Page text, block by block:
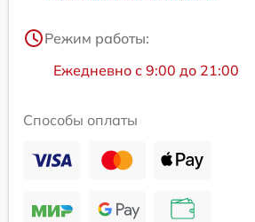
Режим работы:
Ежедневно с 9:00 до 21:00
Способы оплаты